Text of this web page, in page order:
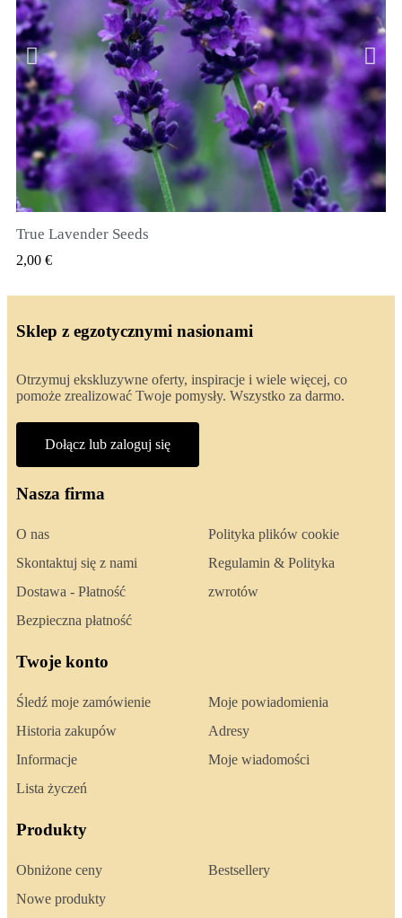
SZYBKI PODGLĄD
True Lavender Seeds
2,00 €
Sklep z egzotycznymi nasionami
Otrzymuj ekskluzywne oferty, inspiracje i wiele więcej, co
pomoże zrealizować Twoje pomysły. Wszystko za darmo.
Dołącz lub zaloguj się
Nasza firma
O nas
Skontaktuj się z nami
Dostawa - Płatność
Bezpieczna płatność
Polityka plików cookie
Regulamin & Polityka
zwrotów
Twoje konto
Śledź moje zamówienie
Historia zakupów
Informacje
Lista życzeń
Moje powiadomienia
Adresy
Moje wiadomości
Produkty
Obniżone ceny
Nowe produkty
Bestsellery